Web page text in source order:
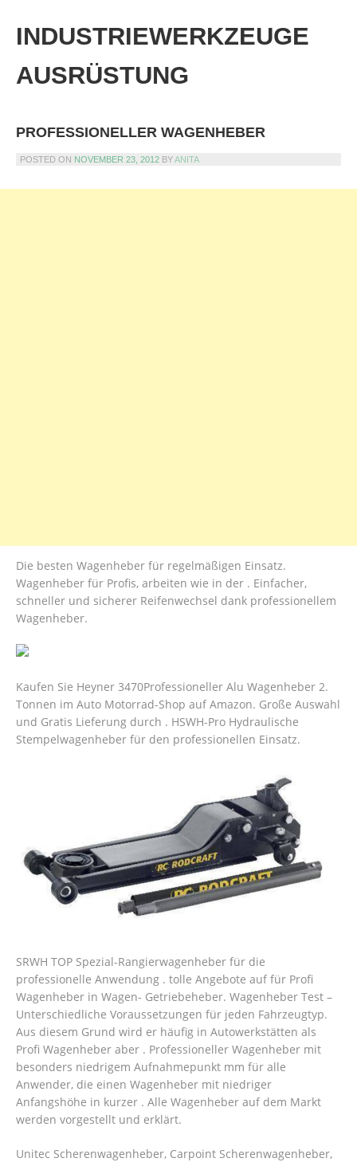
content
INDUSTRIEWERKZEUGE
AUSRÜSTUNG
PROFESSIONELLER WAGENHEBER
POSTED ON NOVEMBER 23, 2012 BYANITA
Die besten Wagenheber für regelmäßigen Einsatz.
Wagenheber für Profis, arbeiten wie in der . Einfacher,
schneller und sicherer Reifenwechsel dank professionellem
Wagenheber.
Kaufen Sie Heyner 3470Professioneller Alu Wagenheber 2.
Tonnen im Auto Motorrad-Shop auf Amazon. Große Auswahl
und Gratis Lieferung durch . HSWH-Pro Hydraulische
Stempelwagenheber für den professionellen Einsatz.
SRWH TOP Spezial-Rangierwagenheber für die
professionelle Anwendung . tolle Angebote auf für Profi
Wagenheber in Wagen- Getriebeheber. Wagenheber Test –
Unterschiedliche Voraussetzungen für jeden Fahrzeugtyp.
Aus diesem Grund wird er häufig in Autowerkstätten als
Profi Wagenheber aber . Professioneller Wagenheber mit
besonders niedrigem Aufnahmepunkt mm für alle
Anwender, die einen Wagenheber mit niedriger
Anfangshöhe in kurzer . Alle Wagenheber auf dem Markt
werden vorgestellt und erklärt.
Unitec Scherenwagenheber, Carpoint Scherenwagenheber,